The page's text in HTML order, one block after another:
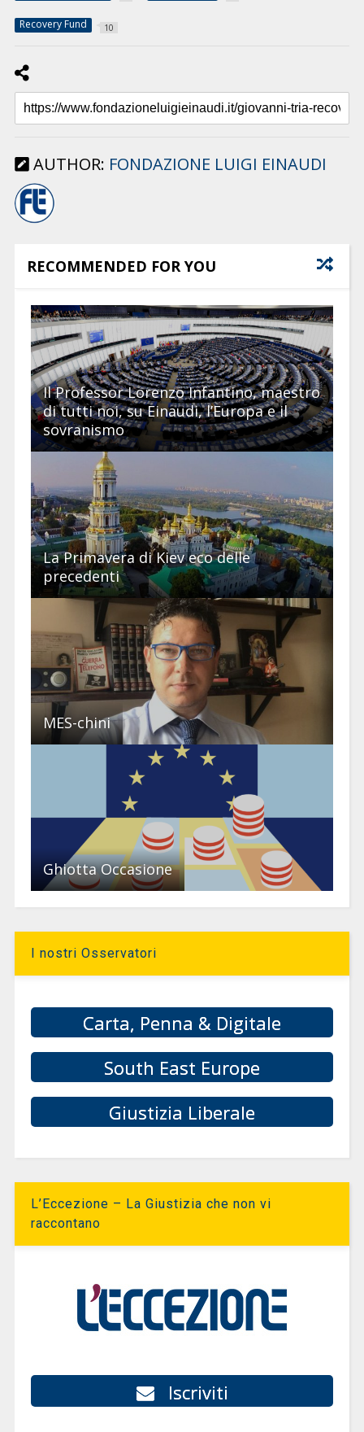
Recovery Fund 10
AUTHOR: FONDAZIONE LUIGI EINAUDI
RECOMMENDED FOR YOU
Il Professor Lorenzo Infantino, maestro
di tutti noi, su Einaudi, l’Europa e il
sovranismo
La Primavera di Kiev eco delle
precedenti
MES-chini
Ghiotta Occasione
I nostri Osservatori
Carta, Penna & Digitale
South East Europe
Giustizia Liberale
L’Eccezione – La Giustizia che non vi
raccontano
Iscriviti